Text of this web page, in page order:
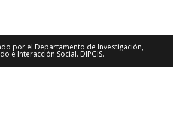
por el Departamento de Investigación,
e Interacción Social. DIPGIS.